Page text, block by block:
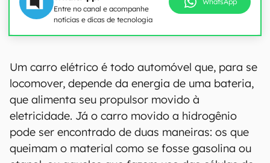
Entre no canal e acompanhe
notícias e dicas de tecnologia